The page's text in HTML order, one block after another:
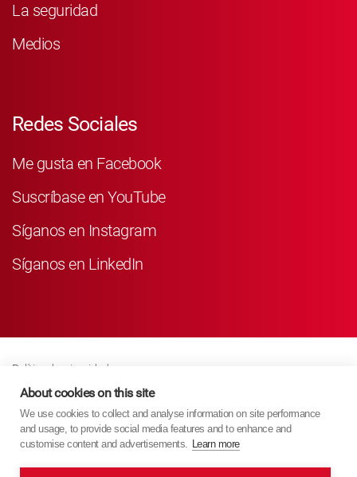
La seguridad
Medios
Redes Sociales
Me gusta en Facebook
Suscríbase en YouTube
Síganos en Instagram
Síganos en LinkedIn
Política de privacidad
Business Partner Privacy
Política De Cookies
Modern Slavery Act Policy
About cookies on this site
We use cookies to collect and analyse information on site performance
and usage, to provide social media features and to enhance and
customise content and advertisements. Learn more